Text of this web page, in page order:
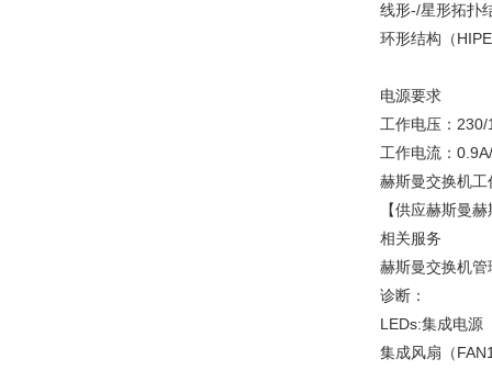
线形-/星形拓扑
环形结构（
电源要求
工作电压：
工作电流：
赫斯曼交换机
【供应赫斯曼
相关服务
赫斯曼交换机
诊断：
LEDs:集成电源
集成风扇（